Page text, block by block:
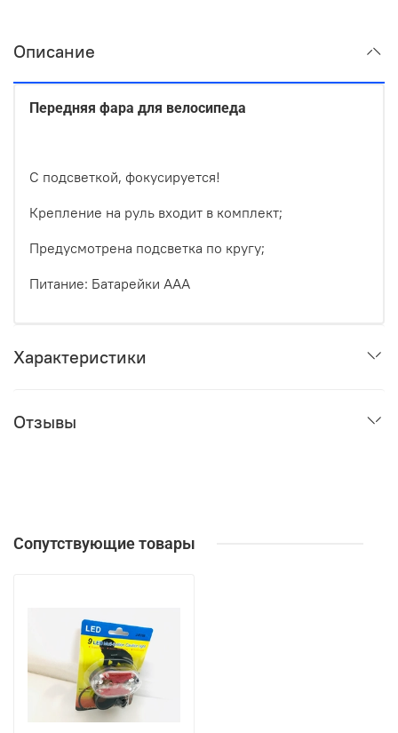
Описание
Передняя фара для велосипеда
С подсветкой, фокусируется!
Крепление на руль входит в комплект;
Предусмотрена подсветка по кругу;
Питание: Батарейки ААА
Характеристики
Отзывы
Сопутствующие товары